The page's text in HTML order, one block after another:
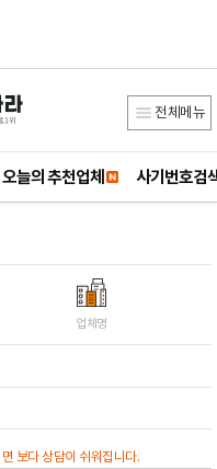
전체메뉴
오늘의 추천업체 사기번호검
업체명
보다 상담이 쉬워집니다.